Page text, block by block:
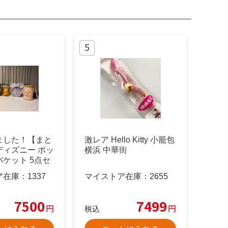
した！【まと
ィズニー ポッ
ケット 5点セ
庫： 1337
7500円
激レア Hello Kitty 小籠包
横浜 中華街
マイストア在庫： 2655
税込 7499円